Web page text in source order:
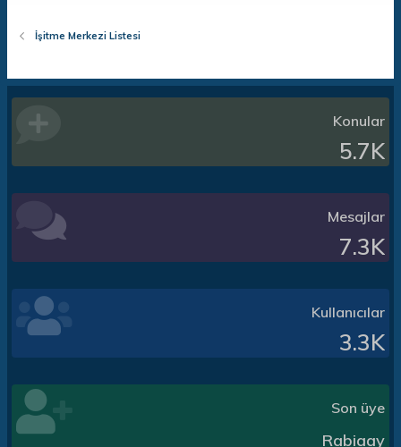
İşitme Merkezi Listesi
Konular
5.7K
Mesajlar
7.3K
Kullanıcılar
3.3K
Son üye
Rabiaay